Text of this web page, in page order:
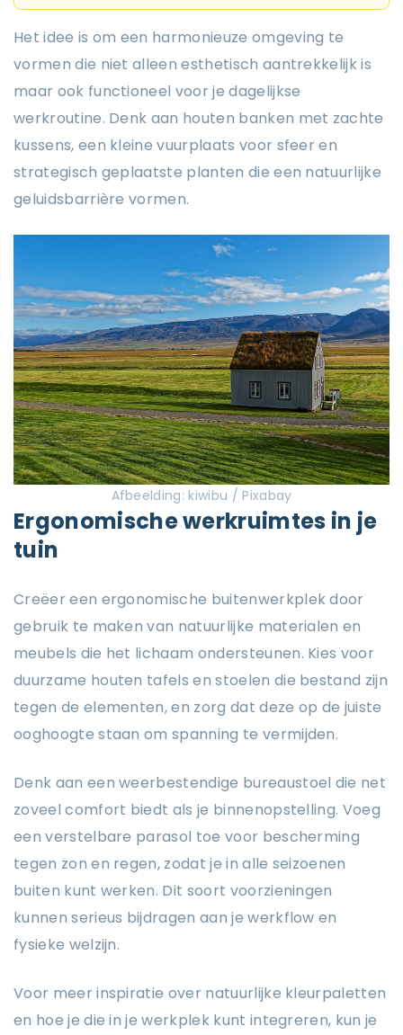
Het idee is om een harmonieuze omgeving te
vormen die niet alleen esthetisch aantrekkelijk is
maar ook functioneel voor je dagelijkse
werkroutine. Denk aan houten banken met zachte
kussens, een kleine vuurplaats voor sfeer en
strategisch geplaatste planten die een natuurlijke
geluidsbarrière vormen.
Afbeelding: kiwibu / Pixabay
Ergonomische werkruimtes in je
tuin
Creëer een ergonomische buitenwerkplek door
gebruik te maken van natuurlijke materialen en
meubels die het lichaam ondersteunen. Kies voor
duurzame houten tafels en stoelen die bestand zijn
tegen de elementen, en zorg dat deze op de juiste
ooghoogte staan om spanning te vermijden.
Denk aan een weerbestendige bureaustoel die net
zoveel comfort biedt als je binnenopstelling. Voeg
een verstelbare parasol toe voor bescherming
tegen zon en regen, zodat je in alle seizoenen
buiten kunt werken. Dit soort voorzieningen
kunnen serieus bijdragen aan je werkflow en
fysieke welzijn.
Voor meer inspiratie over natuurlijke kleurpaletten
en hoe je die in je werkplek kunt integreren, kun je